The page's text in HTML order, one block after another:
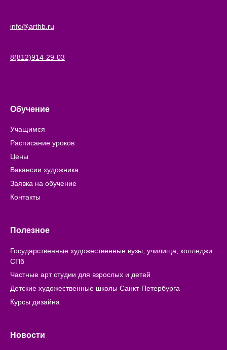
info@arthb.ru
8(812)914-29-03
Обучение
Учащимся
Расписание уроков
Цены
Вакансии художника
Заявка на обучение
Контакты
Полезное
Государственные художественные вузы, училища, колледжи
СПб
Частные арт студии для взрослых и детей
Детские художественные школы Санкт-Петербурга
Курсы дизайна
Новости